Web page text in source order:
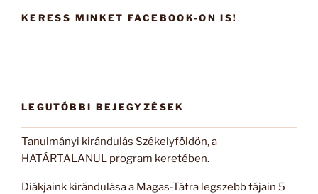
KERESS MINKET FACEBOOK-ON IS!
LEGUTÓBBI BEJEGYZÉSEK
Tanulmányi kirándulás Székelyföldön, a
HATÁRTALANUL program keretében.
Diákjaink kirándulása a Magas-Tátra legszebb tájain 5